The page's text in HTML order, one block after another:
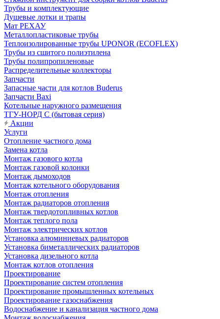
Трубы и комплектующие
Душевые лотки и трапы
Мат РЕХАУ
Металлопластиковые трубы
Теплоизолированные трубы UPONOR (ECOFLEX)
Трубы из сшитого полиэтилена
Трубы полипропиленовые
Распределительные коллекторы
Запчасти
Запасные части для котлов Buderus
Запчасти Baxi
Котельные наружного размещения
ТГУ-НОРД С (бытовая серия)
Акции
Услуги
Отопление частного дома
Замена котла
Монтаж газового котла
Монтаж газовой колонки
Монтаж дымоходов
Монтаж котельного оборудования
Монтаж отопления
Монтаж радиаторов отопления
Монтаж твердотопливных котлов
Монтаж теплого пола
Монтаж электрических котлов
Установка алюминиевых радиаторов
Установка биметаллических радиаторов
Установка дизельного котла
Монтаж котлов отопления
Проектирование
Проектирование систем отопления
Проектирование промышленных котельных
Проектирование газоснабжения
Водоснабжение и канализация частного дома